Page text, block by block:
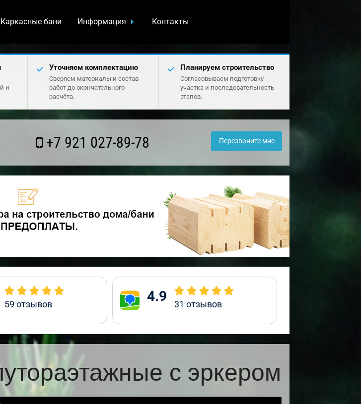
Каркасные бани Информация Контакты
и
Уточняем комплектацию
Сверяем материалы и состав
работ до окончательного
расчёта.
Планируем строительство
Согласовываем подготовку
участка и последовательность
этапов.
+7 921 027-89-78 Перезвоните мне
59 отзывов 4.9 31 отзывов
с эркером